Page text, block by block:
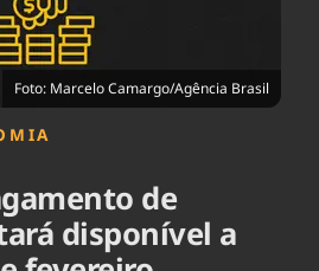
Foto: Marcelo Camargo/Agência Brasil
de
disponível a